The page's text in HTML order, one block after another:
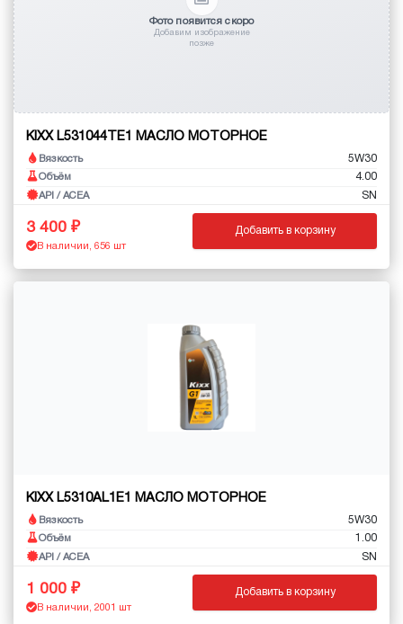
Фото появится скоро
Добавим изображение
позже
KIXX L531044TE1 МАСЛО МОТОРНОЕ
Вязкость 5W30
Объём 4.00
API / ACEA SN
3 400
В наличии, 656 шт
Добавить в корзину
KIXX L5310AL1E1 МАСЛО МОТОРНОЕ
Вязкость 5W30
Объём 1.00
API / ACEA SN
1 000
В наличии, 2001 шт
Добавить в корзину